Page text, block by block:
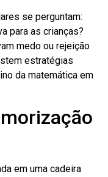
se perguntam:
para as crianças?
medo ou rejeição
estratégias
da matemática em
em uma cadeira